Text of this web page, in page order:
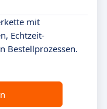
mit
Echtzeit-
Bestellprozessen.